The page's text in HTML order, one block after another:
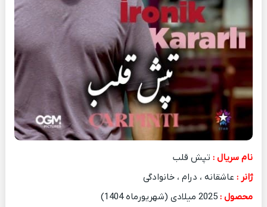
نام سریال :تپش قلب
ژانر :عاشقانه ، درام ، خانوادگی
محصول :2025 میلادی (شهریورماه 1404)